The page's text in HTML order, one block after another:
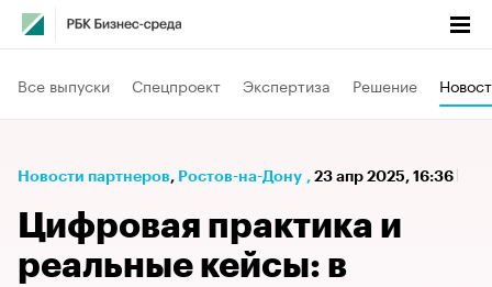
Все выпуски Спецпроект Экспертиза Решение
Новости партнеров⁠, Ростов-на-Дону , 23 апр 2025, 16:36
Цифровая практика и
реальные кейсы: в